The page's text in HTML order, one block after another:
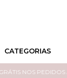
CATEGORIAS
PEDIDOS ACIMA